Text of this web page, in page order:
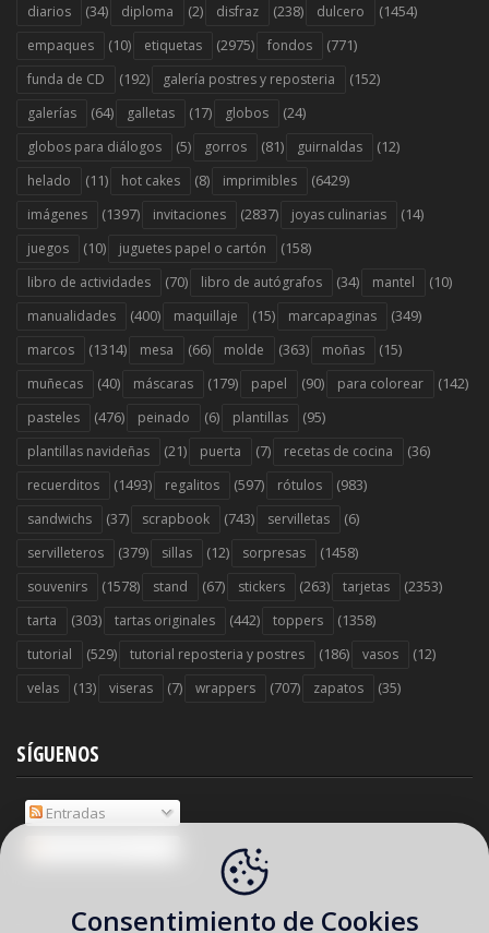
diarios (34) diploma (2) disfraz (238) dulcero (1454)
empaques (10) etiquetas (2975) fondos (771)
funda de CD (192) galería postres y reposteria (152)
galerías (64) galletas (17) globos (24)
globos para diálogos (5) gorros (81) guirnaldas (12)
helado (11) hot cakes (8) imprimibles (6429)
imágenes (1397) invitaciones (2837) joyas culinarias (14)
juegos (10) juguetes papel o cartón (158)
libro de actividades (70) libro de autógrafos (34) mantel (10)
manualidades (400) maquillaje (15) marcapaginas (349)
marcos (1314) mesa (66) molde (363) moñas (15)
muñecas (40) máscaras (179) papel (90) para colorear (142)
pasteles (476) peinado (6) plantillas (95)
plantillas navideñas (21) puerta (7) recetas de cocina (36)
recuerditos (1493) regalitos (597) rótulos (983)
sandwichs (37) scrapbook (743) servilletas (6)
servilleteros (379) sillas (12) sorpresas (1458)
souvenirs (1578) stand (67) stickers (263) tarjetas (2353)
tarta (303) tartas originales (442) toppers (1358)
tutorial (529) tutorial reposteria y postres (186) vasos (12)
velas (13) viseras (7) wrappers (707) zapatos (35)
SÍGUENOS
Entradas
Consentimiento de Cookies